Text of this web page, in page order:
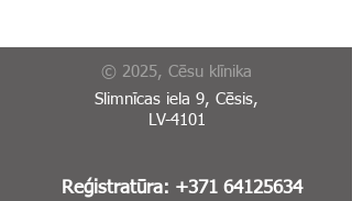
© 2025, Cēsu klīnika
Slimnīcas iela 9, Cēsis,
LV-4101
Reģistratūra: +371 64125634